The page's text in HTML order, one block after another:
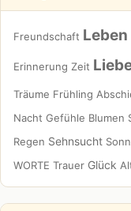
Freundschaft Leben
Erinnerung Zeit
Träume Frühling
Nacht Gefühle Blumen
Regen Sehnsucht
WORTE Trauer Glück